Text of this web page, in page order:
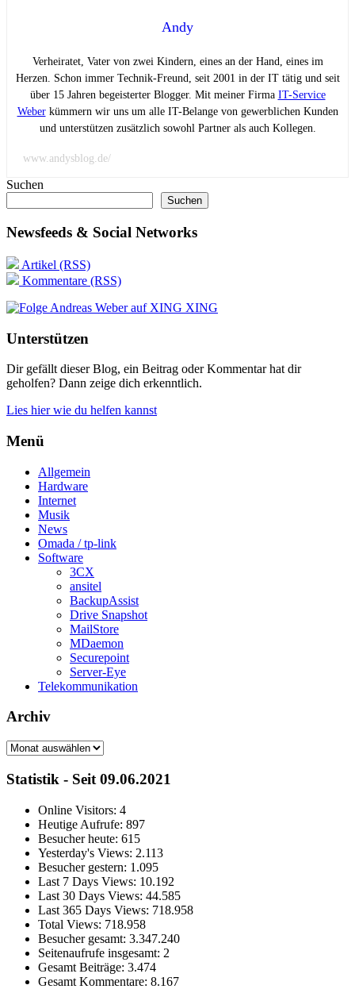
Andy
Verheiratet, Vater von zwei Kindern, eines an der Hand, eines im
Herzen. Schon immer Technik-Freund, seit 2001 in der IT tätig und seit
über 15 Jahren begeisterter Blogger. Mit meiner Firma IT-Service
Weberkümmern wir uns um alle IT-Belange von gewerblichen Kunden
und unterstützen zusätzlich sowohl Partner als auch Kollegen.
www.andysblog.de/
Suchen
Suchen
Newsfeeds & Social Networks
Artikel (RSS)
Kommentare (RSS)
XING
Unterstützen
Dir gefällt dieser Blog, ein Beitrag oder Kommentar hat dir
geholfen? Dann zeige dich erkenntlich.
Lies hier wie du helfen kannst
Menü
Allgemein
Hardware
Internet
Musik
News
Omada / tp-link
Software
3CX
ansitel
BackupAssist
Drive Snapshot
MailStore
MDaemon
Securepoint
Server-Eye
Telekommunikation
Archiv
Archiv
Statistik - Seit 09.06.2021
Online Visitors: 4
Heutige Aufrufe: 897
Besucher heute: 615
Yesterday's Views: 2.113
Besucher gestern: 1.095
Last 7 Days Views: 10.192
Last 30 Days Views: 44.585
Last 365 Days Views: 718.958
Total Views: 718.958
Besucher gesamt: 3.347.240
Seitenaufrufe insgesamt: 2
Gesamt Beiträge: 3.474
Gesamt Kommentare: 8.167